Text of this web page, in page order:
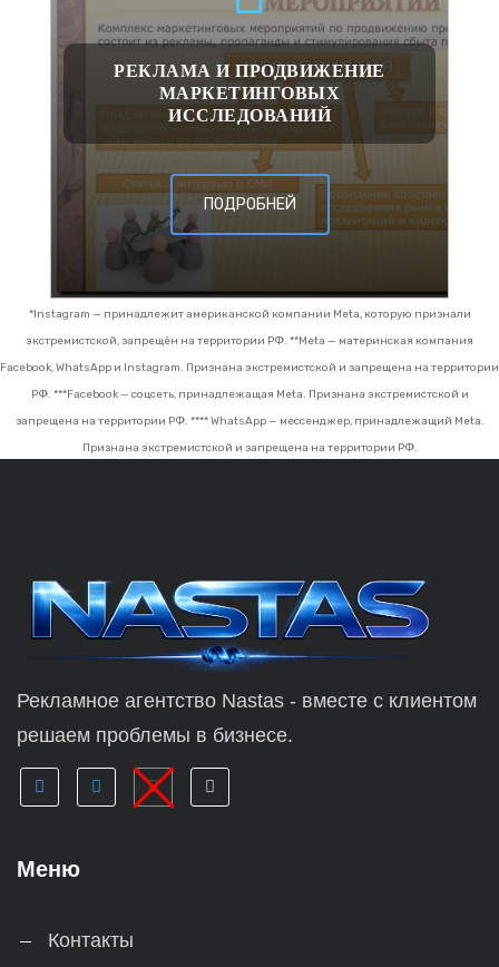
РЕКЛАМА И ПРОДВИЖЕНИЕ
МАРКЕТИНГОВЫХ
ИССЛЕДОВАНИЙ
ПОДРОБНЕЙ
*Instagram — принадлежит американской компании Meta, которую признали
экстремистской, запрещён на территории РФ. **Meta — материнская компания
Facebook, WhatsApp и Instagram. Признана экстремистской и запрещена на территории
РФ. ***Facebook — соцсеть, принадлежащая Meta. Признана экстремистской и
запрещена на территории РФ. **** WhatsApp — мессенджер, принадлежащий Meta.
Признана экстремистской и запрещена на территории РФ.
Рекламное агентство Nastas - вместе с клиентом
решаем проблемы в бизнесе.
Меню
Контакты